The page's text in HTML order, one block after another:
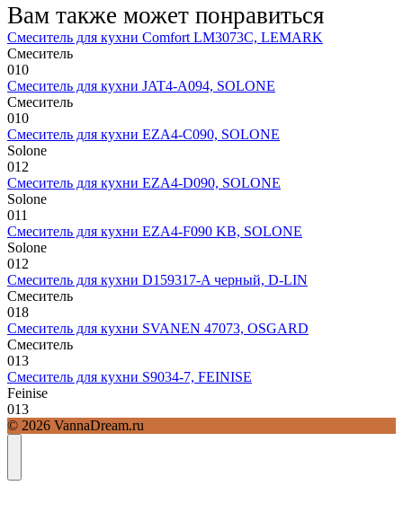
Вам также может понравиться
Смеситель для кухни Comfort LM3073C, LEMARK
Смеситель
010
Смеситель для кухни JAT4-A094, SOLONE
Смеситель
010
Смеситель для кухни EZA4-C090, SOLONE
Solone
012
Смеситель для кухни EZA4-D090, SOLONE
Solone
011
Смеситель для кухни EZA4-F090 KB, SOLONE
Solone
012
Смеситель для кухни D159317-A черный, D-LIN
Смеситель
018
Смеситель для кухни SVANEN 47073, OSGARD
Смеситель
013
Смеситель для кухни S9034-7, FEINISE
Feinise
013
© 2026 VannaDream.ru